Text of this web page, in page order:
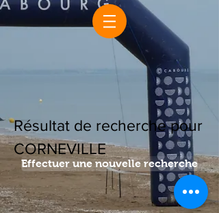
Résultat de recherche pour
CORNEVILLE
Effectuer une nouvelle recherche